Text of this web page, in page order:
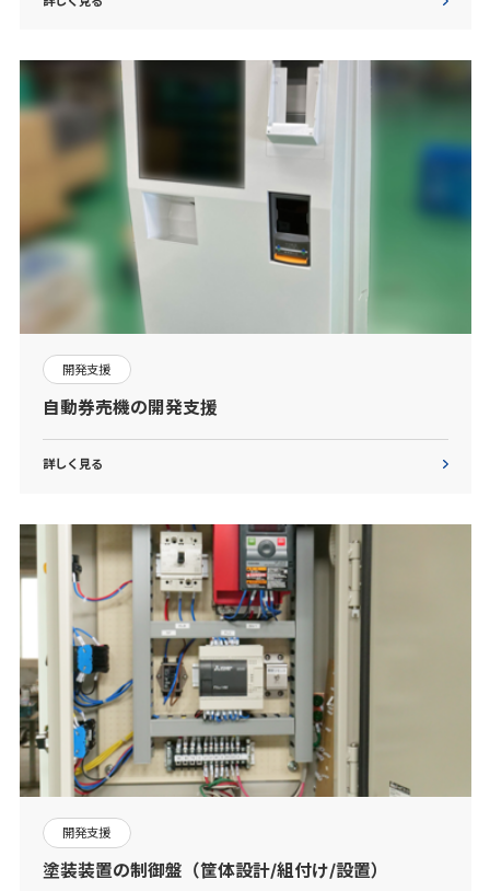
開発支援
自動券売機の開発支援
詳しく見る
開発支援
塗装装置の制御盤（筐体設計/組付け/設置）